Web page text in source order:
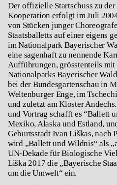
Der offizielle Startschuss zu
Kooperation erfolgt im Juli
von Stücken junger
Staatsballetts auf einer eigens
im Nationalpark Bayerischer
eine sagenhaft zu nennende
Aufführungen, grösstenteils
Nationalparks Bayerischer
bei der Bundesgartenschau in
Weltenburger Enge, im
und zuletzt am Kloster
und Vortrag schafft es “Ballett
Mexiko, Alaska und Estland,
Geburtsstadt Ivan Liškas, nach
wird „Ballett und Wildnis“ als
UN-Dekade für Biologische
Liška 2017 die „Bayerische
um die Umwelt“ ein.